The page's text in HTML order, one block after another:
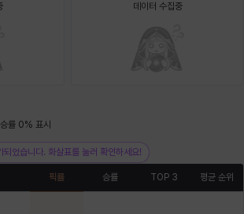
현우
데이터 수집중
승률 0% 표시
되었습니다. 화살표를 눌러 확인하세요!
픽률 승률 TOP 3 평균 순위